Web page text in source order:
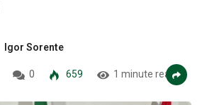
Igor Sorente
0 659 1 minute read